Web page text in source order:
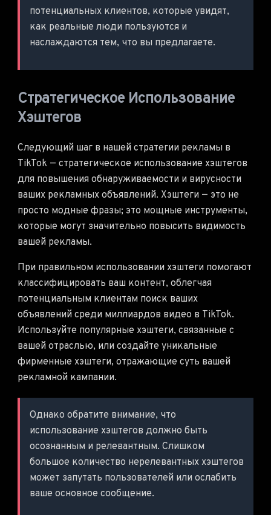
потенциальных клиентов, которые увидят,
как реальные люди пользуются и
наслаждаются тем, что вы предлагаете.
Стратегическое Использование
Хэштегов
Следующий шаг в нашей стратегии рекламы в
TikTok — стратегическое использование хэштегов
для повышения обнаруживаемости и вирусности
ваших рекламных объявлений. Хэштеги — это не
просто модные фразы; это мощные инструменты,
которые могут значительно повысить видимость
вашей рекламы.
При правильном использовании хэштеги помогают
классифицировать ваш контент, облегчая
потенциальным клиентам поиск ваших
объявлений среди миллиардов видео в TikTok.
Используйте популярные хэштеги, связанные с
вашей отраслью, или создайте уникальные
фирменные хэштеги, отражающие суть вашей
рекламной кампании.
Однако обратите внимание, что
использование хэштегов должно быть
осознанным и релевантным. Слишком
большое количество нерелевантных хэштегов
может запутать пользователей или ослабить
ваше основное сообщение.